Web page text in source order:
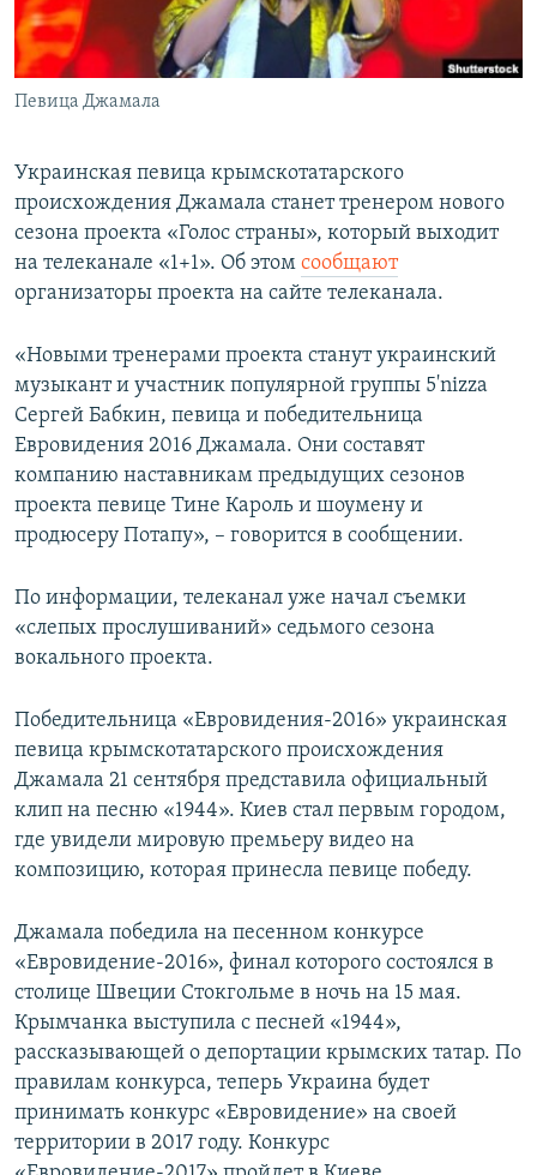
ПОБЕДИТЕЛЕЙ НЕ СУДЯТ?
КРЫМ.НЕПОКОРЕННЫЙ
ELIFBE
ПРИСОЕДИНЯЙТЕСЬ!
Все сайты RFE/RL
Певица Джамала
Украинская певица крымскотатарского
происхождения Джамала станет тренером нового
сезона проекта «Голос страны», который выходит
на телеканале «1+1». Об этом сообщают
организаторы проекта на сайте телеканала.
«Новыми тренерами проекта станут украинский
музыкант и участник популярной группы 5'nizza
Сергей Бабкин, певица и победительница
Евровидения 2016 Джамала. Они составят
компанию наставникам предыдущих сезонов
проекта певице Тине Кароль и шоумену и
продюсеру Потапу», – говорится в сообщении.
По информации, телеканал уже начал съемки
«слепых прослушиваний» седьмого сезона
вокального проекта.
Победительница «Евровидения-2016» украинская
певица крымскотатарского происхождения
Джамала 21 сентября представила официальный
клип на песню «1944». Киев стал первым городом,
где увидели мировую премьеру видео на
композицию, которая принесла певице победу.
Джамала победила на песенном конкурсе
«Евровидение-2016», финал которого состоялся в
столице Швеции Стокгольме в ночь на 15 мая.
Крымчанка выступила с песней «1944»,
рассказывающей о депортации крымских татар. По
правилам конкурса, теперь Украина будет
принимать конкурс «Евровидение» на своей
территории в 2017 году. Конкурс